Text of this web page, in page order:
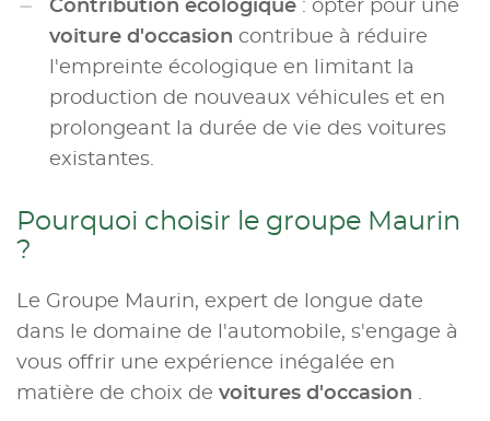
Contribution écologique : opter pour une
voiture d'occasion contribue à réduire
l'empreinte écologique en limitant la
production de nouveaux véhicules et en
prolongeant la durée de vie des voitures
existantes.
Pourquoi choisir le groupe Maurin
?
Le Groupe Maurin, expert de longue date
dans le domaine de l'automobile, s'engage à
vous offrir une expérience inégalée en
matière de choix de voitures d'occasion .